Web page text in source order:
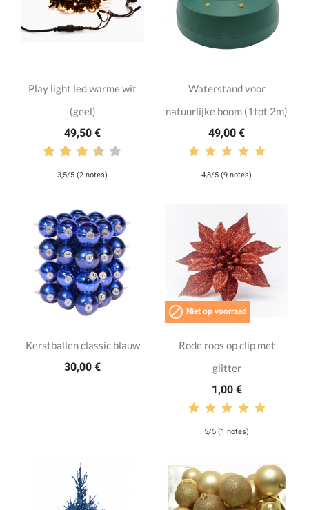
Play light led warme wit
(geel)
49,50 €
3,5/5 (2 notes)
Waterstand voor
natuurlijke boom (1tot 2m)
49,00 €
4,8/5 (9 notes)
Kerstballen classic blauw
30,00 €
 Niet op voorraad
Rode roos op clip met
glitter
1,00 €
5/5 (1 notes)